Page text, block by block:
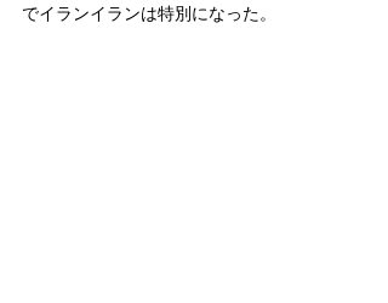
でイランイランは特別になった。